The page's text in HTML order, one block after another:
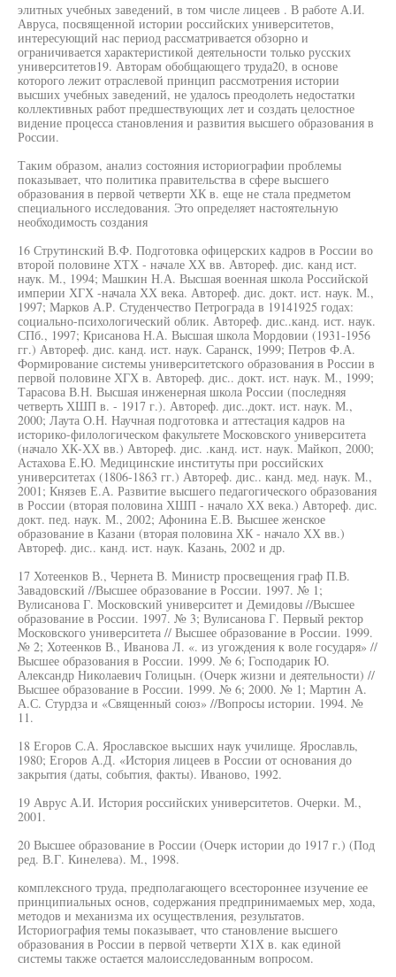
элитных учебных заведений, в том числе лицеев . В работе А.И.
Авруса, посвященной истории российских университетов,
интересующий нас период рассматривается обзорно и
ограничивается характеристикой деятельности только русских
университетов19. Авторам обобщающего труда20, в основе
которого лежит отраслевой принцип рассмотрения истории
высших учебных заведений, не удалось преодолеть недостатки
коллективных работ предшествующих лет и создать целостное
видение процесса становления и развития высшего образования в
России.
Таким образом, анализ состояния историографии проблемы
показывает, что политика правительства в сфере высшего
образования в первой четверти ХК в. еще не стала предметом
специального исследования. Это определяет настоятельную
необходимость создания
16 Струтинский В.Ф. Подготовка офицерских кадров в России во
второй половине ХТХ - начале ХХ вв. Автореф. дис. канд ист.
наук. М., 1994; Машкин Н.А. Высшая военная школа Российской
империи ХГХ -начала ХХ века. Автореф. дис. докт. ист. наук. М.,
1997; Марков А.Р. Студенчество Петрограда в 19141925 годах:
социально-психологический облик. Автореф. дис..канд. ист. наук.
СПб., 1997; Крисанова Н.А. Высшая школа Мордовии (1931-1956
гг.) Автореф. дис. канд. ист. наук. Саранск, 1999; Петров Ф.А.
Формирование системы университетского образования в России в
первой половине ХГХ в. Автореф. дис.. докт. ист. наук. М., 1999;
Тарасова В.Н. Высшая инженерная школа России (последняя
четверть ХШП в. - 1917 г.). Автореф. дис..докт. ист. наук. М.,
2000; Лаута О.Н. Научная подготовка и аттестация кадров на
историко-филологическом факультете Московского университета
(начало ХК-ХХ вв.) Автореф. дис. .канд. ист. наук. Майкоп, 2000;
Астахова Е.Ю. Медицинские институты при российских
университетах (1806-1863 гг.) Автореф. дис.. канд. мед. наук. М.,
2001; Князев Е.А. Развитие высшего педагогического образования
в России (вторая половина ХШП - начало ХХ века.) Автореф. дис.
докт. пед. наук. М., 2002; Афонина Е.В. Высшее женское
образование в Казани (вторая половина ХК - начало ХХ вв.)
Автореф. дис.. канд. ист. наук. Казань, 2002 и др.
17 Хотеенков В., Чернета В. Министр просвещения граф П.В.
Завадовский //Высшее образование в России. 1997. № 1;
Вулисанова Г. Московский университет и Демидовы //Высшее
образование в России. 1997. № 3; Вулисанова Г. Первый ректор
Московского университета // Высшее образование в России. 1999.
№ 2; Хотеенков В., Иванова Л. «. из угождения к воле государя» //
Высшее образования в России. 1999. № 6; Господарик Ю.
Александр Николаевич Голицын. (Очерк жизни и деятельности) //
Высшее образование в России. 1999. № 6; 2000. № 1; Мартин А.
А.С. Стурдза и «Священный союз» //Вопросы истории. 1994. №
11.
18 Егоров С.А. Ярославское высших наук училище. Ярославль,
1980; Егоров А.Д. «История лицеев в России от основания до
закрытия (даты, события, факты). Иваново, 1992.
19 Аврус А.И. История российских университетов. Очерки. М.,
2001.
20 Высшее образование в России (Очерк истории до 1917 г.) (Под
ред. В.Г. Кинелева). М., 1998.
комплексного труда, предполагающего всестороннее изучение ее
принципиальных основ, содержания предпринимаемых мер, хода,
методов и механизма их осуществления, результатов.
Историография темы показывает, что становление высшего
образования в России в первой четверти Х1Х в. как единой
системы также остается малоисследованным вопросом.